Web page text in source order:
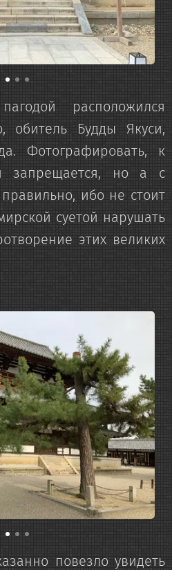
расположился
обитель Будды Якуси,
Фотографировать, к
запрещается, но а с
ибо не стоит
суетой нарушать
этих великих
повезло увидеть